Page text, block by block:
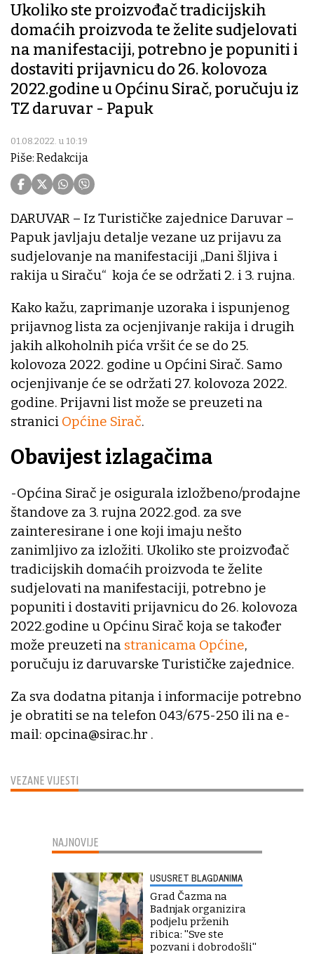
Ukoliko ste proizvođač tradicijskih
domaćih proizvoda te želite sudjelovati
na manifestaciji, potrebno je popuniti i
dostaviti prijavnicu do 26. kolovoza
2022.godine u Općinu Sirač, poručuju iz
TZ daruvar - Papuk
01.08.2022. u 10:19
Piše: Redakcija
VEZANE VIJESTI
DARUVAR – Iz Turističke zajednice Daruvar –
Papuk javljaju detalje vezane uz prijavu za
sudjelovanje na manifestaciji „Dani šljiva i
rakija u Siraču“ koja će se održati 2. i 3. rujna.
Kako kažu, zaprimanje uzoraka i ispunjenog
prijavnog lista za ocjenjivanje rakija i drugih
jakih alkoholnih pića vršit će se do 25.
kolovoza 2022. godine u Općini Sirač. Samo
ocjenjivanje će se održati 27. kolovoza 2022.
godine. Prijavni list može se preuzeti na
stranici Općine Sirač.
Obavijest izlagačima
-Općina Sirač je osigurala izložbeno/prodajne
štandove za 3. rujna 2022.god. za sve
zainteresirane i one koji imaju nešto
zanimljivo za izložiti. Ukoliko ste proizvođač
tradicijskih domaćih proizvoda te želite
sudjelovati na manifestaciji, potrebno je
popuniti i dostaviti prijavnicu do 26. kolovoza
2022.godine u Općinu Sirač koja se također
može preuzeti na stranicama Općine,
poručuju iz daruvarske Turističke zajednice.
Za sva dodatna pitanja i informacije potrebno
je obratiti se na telefon 043/675-250 ili na e-
mail: opcina@sirac.hr .
NAJNOVIJE
USUSRET BLAGDANIMA
Grad Čazma na
Badnjak organizira
podjelu prženih
ribica: ''Sve ste
pozvani i dobrodošli''